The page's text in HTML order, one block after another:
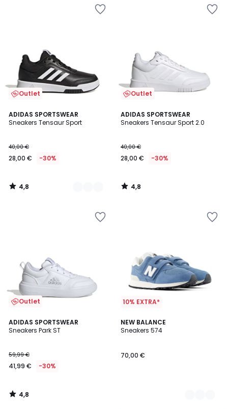
Outlet
ADIDAS SPORTSWEAR
Sneakers Tensaur Sport
40,00 €
28,00 € -30%
4,8
/ 5
2
Farben
4,8
/
Outlet
ADIDAS SPORTSWEAR
Sneakers Tensaur Sport 2.0
40,00 €
28,00 € -30%
4,8
/ 5
4,8
/
Outlet
ADIDAS SPORTSWEAR
Sneakers Park ST
59,99 €
41,99 € -30%
4,8
/ 5
4,8
/
10% EXTRA*
NEW BALANCE
Sneakers 574
70,00 €
2
Farben